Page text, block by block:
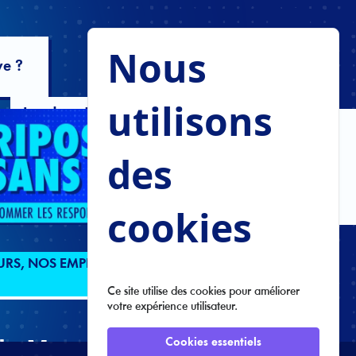
?
Les deux !
?
NOS EMPLOIS ET NE PROTÈGENT PAS NOS
Macron qui veut nous
Nous
utilisons
des
cookies
Ce site utilise des cookies pour améliorer
votre expérience utilisateur.
Cookies essentiels